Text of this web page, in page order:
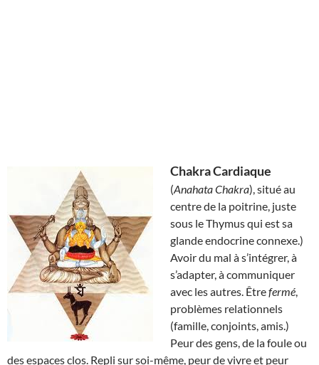
Chakra Cardiaque
(Anahata Chakra), situé au
centre de la poitrine, juste
sous le Thymus qui est sa
glande endocrine connexe.)
Avoir du mal à s’intégrer, à
s’adapter, à communiquer
avec les autres. Êtrefermé,
problèmes relationnels
(famille, conjoints, amis.)
Peur des gens, de la foule ou
des espaces clos. Repli sur soi-même, peur de vivre et peur